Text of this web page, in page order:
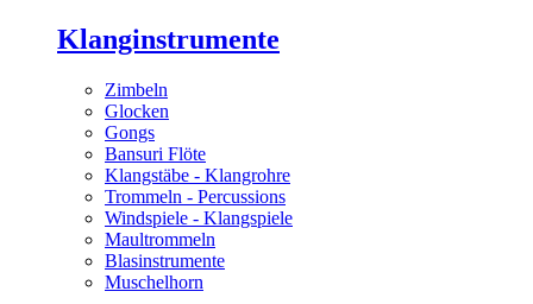
Klanginstrumente
Zimbeln
Glocken
Gongs
Bansuri Flöte
Klangstäbe - Klangrohre
Trommeln - Percussions
Windspiele - Klangspiele
Maultrommeln
Blasinstrumente
Muschelhorn